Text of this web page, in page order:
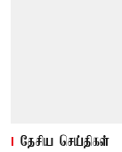
தேசிய செய்திகள்